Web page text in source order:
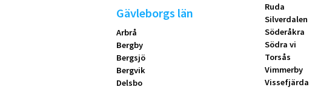
Gävleborgs län
Arbrå
Bergby
Bergsjö
Bergvik
Delsbo
Ruda
Silverdalen
Söderåkra
Södra vi
Torsås
Vimmerby
Vissefjärda